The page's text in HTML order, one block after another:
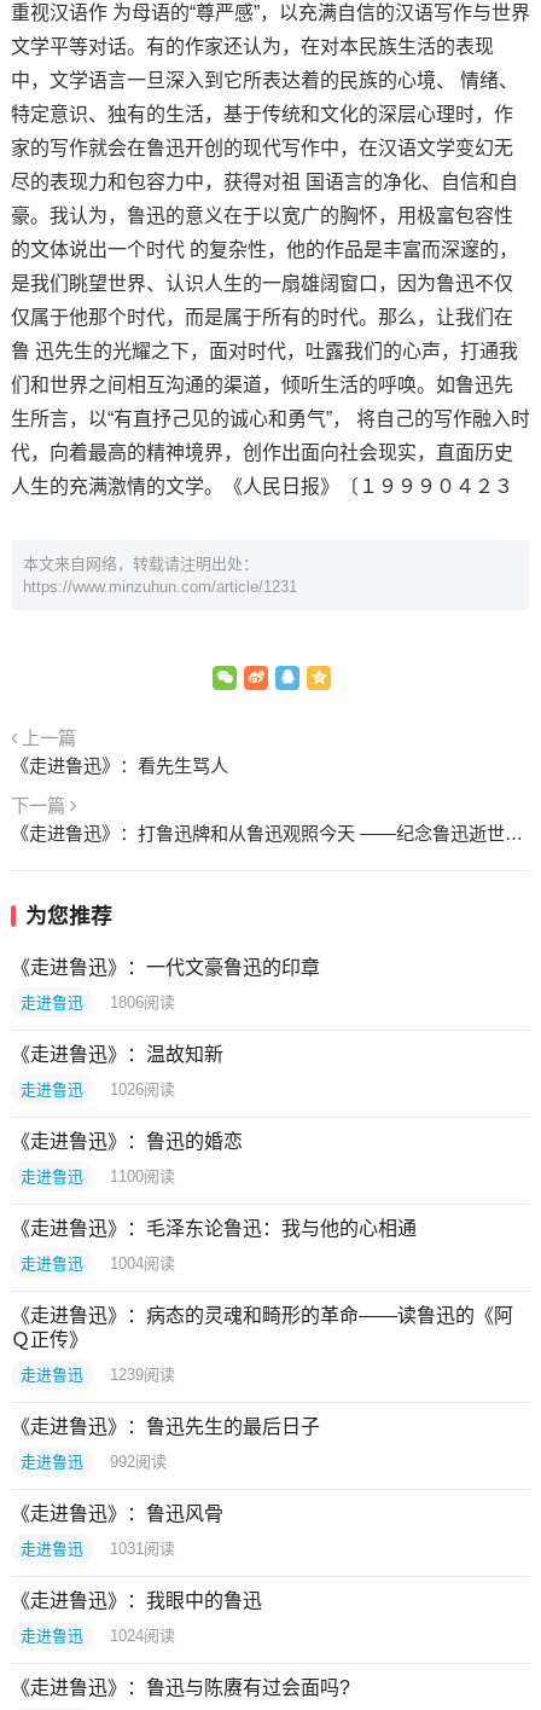
重视汉语作 为母语的“尊严感”，以充满自信的汉语写作与世界
文学平等对话。有的作家还认为，在对本民族生活的表现
中，文学语言一旦深入到它所表达着的民族的心境、 情绪、
特定意识、独有的生活，基于传统和文化的深层心理时，作
家的写作就会在鲁迅开创的现代写作中，在汉语文学变幻无
尽的表现力和包容力中，获得对祖 国语言的净化、自信和自
豪。我认为，鲁迅的意义在于以宽广的胸怀，用极富包容性
的文体说出一个时代 的复杂性，他的作品是丰富而深邃的，
是我们眺望世界、认识人生的一扇雄阔窗口，因为鲁迅不仅
仅属于他那个时代，而是属于所有的时代。那么，让我们在
鲁 迅先生的光耀之下，面对时代，吐露我们的心声，打通我
们和世界之间相互沟通的渠道，倾听生活的呼唤。如鲁迅先
生所言，以“有直抒己见的诚心和勇气”， 将自己的写作融入时
代，向着最高的精神境界，创作出面向社会现实，直面历史
人生的充满激情的文学。《人民日报》〔１９９９０４２３
本文来自网络，转载请注明出处：
https://www.minzuhun.com/article/1231
上一篇
《走进鲁迅》：看先生骂人
下一篇
《走进鲁迅》：打鲁迅牌和从鲁迅观照今天 ——纪念鲁迅逝世六十周年
为您推荐
《走进鲁迅》：一代文豪鲁迅的印章
走进鲁迅 1806阅读
《走进鲁迅》：温故知新
走进鲁迅 1026阅读
《走进鲁迅》：鲁迅的婚恋
走进鲁迅 1100阅读
《走进鲁迅》：毛泽东论鲁迅：我与他的心相通
走进鲁迅 1004阅读
《走进鲁迅》：病态的灵魂和畸形的革命——读鲁迅的《阿
Ｑ正传》
走进鲁迅 1239阅读
《走进鲁迅》：鲁迅先生的最后日子
走进鲁迅 992阅读
《走进鲁迅》：鲁迅风骨
走进鲁迅 1031 阅读
《走进鲁迅》：我眼中的鲁迅
走进鲁迅 1024阅读
《走进鲁迅》：鲁迅与陈赓有过会面吗?